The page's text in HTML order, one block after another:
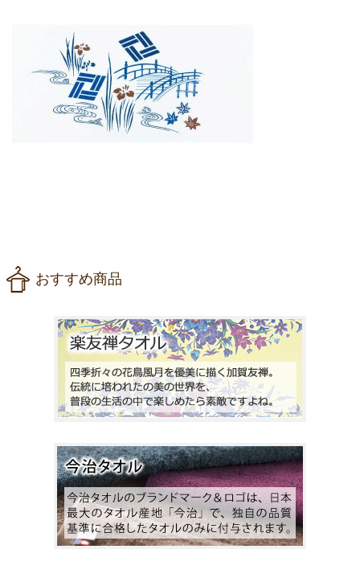
おすすめ商品